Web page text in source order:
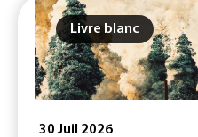
Livre blanc
30 Juil 2026